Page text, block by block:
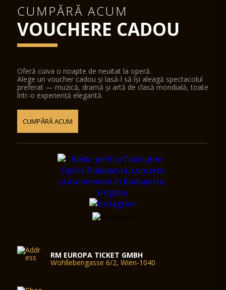
CUMPĂRĂ ACUM
VOUCHERE CADOU
Oferă cuiva o noapte de neuitat la operă.
Alege un voucher cadou și lasă-l să își aleagă spectacolul
preferat — muzică, dramă și artă de clasă mondială, toate
într-o experiență elegantă.
CUMPĂRĂ ACUM
RM EUROPA TICKET GMBH
Wohllebengasse 6/2, Wien-1040